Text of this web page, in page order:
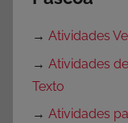
→ Atividades
→ Atividades
Texto
→ Atividades